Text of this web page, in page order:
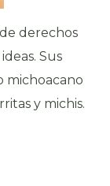
derechos
Sus
michoacano
y michis.